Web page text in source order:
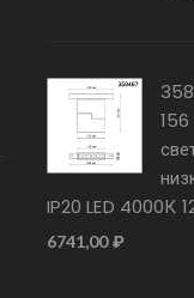
IP20 LED 4000К
6741,00₽